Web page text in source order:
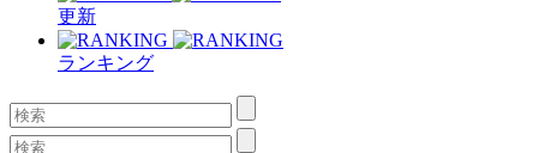
更新
ランキング